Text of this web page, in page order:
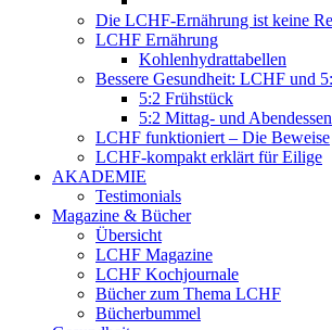
Die LCHF-Ernährung ist keine
LCHF Ernährung
Kohlenhydrattabellen
Bessere Gesundheit: LCHF und
5:2 Frühstück
5:2 Mittag- und Abendessen
LCHF funktioniert – Die Beweise
LCHF-kompakt erklärt für Eilige
AKADEMIE
Testimonials
Magazine & Bücher
Übersicht
LCHF Magazine
LCHF Kochjournale
Bücher zum Thema LCHF
Bücherbummel